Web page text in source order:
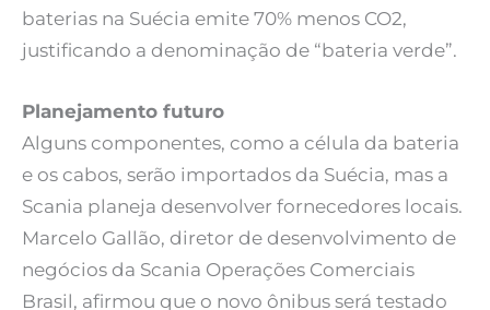
baterias na Suécia emite 70% menos CO2,
justificando a denominação de “bateria verde”.
Planejamento futuro
Alguns componentes, como a célula da bateria
e os cabos, serão importados da Suécia, mas a
Scania planeja desenvolver fornecedores locais.
Marcelo Gallão, diretor de desenvolvimento de
negócios da Scania Operações Comerciais
Brasil, afirmou que o novo ônibus será testado